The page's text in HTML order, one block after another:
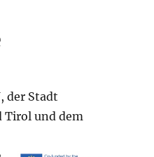
der Stadt
Tirol und dem